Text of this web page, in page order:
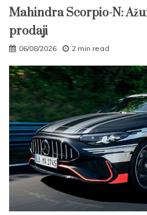
Mahindra Scorpio-N:
prodaji
06/08/2026 2 min read